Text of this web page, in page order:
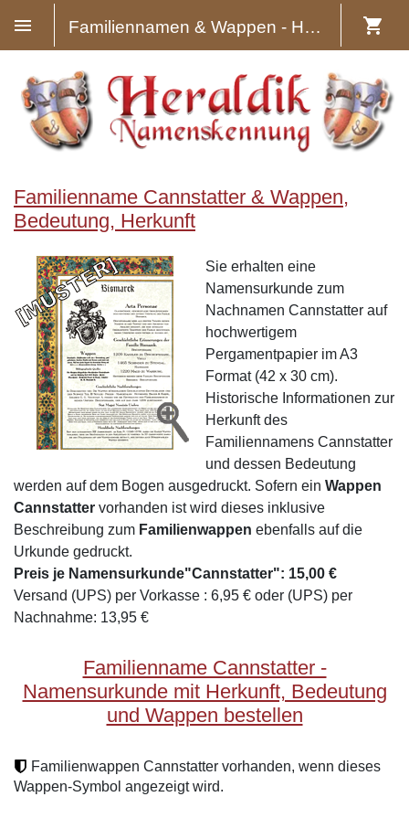
Familiennamen & Wappen - Heraldik
Familienname Cannstatter & Wappen,
Bedeutung, Herkunft
Sie erhalten eine
Namensurkunde zum
Nachnamen Cannstatter auf
hochwertigem
Pergamentpapier im A3
Format (42 x 30 cm).
Historische Informationen zur
Herkunft des
Familiennamens Cannstatter
und dessen Bedeutung
werden auf dem Bogen ausgedruckt. Sofern ein Wappen
Cannstatter vorhanden ist wird dieses inklusive
Beschreibung zum Familienwappen ebenfalls auf die
Urkunde gedruckt.
Preis je Namensurkunde"Cannstatter": 15,00 €
Versand (UPS) per Vorkasse : 6,95 € oder (UPS) per
Nachnahme: 13,95 €
Familienname Cannstatter -
Namensurkunde mit Herkunft, Bedeutung
und Wappen bestellen
Familienwappen Cannstatter vorhanden, wenn dieses
Wappen-Symbol angezeigt wird.